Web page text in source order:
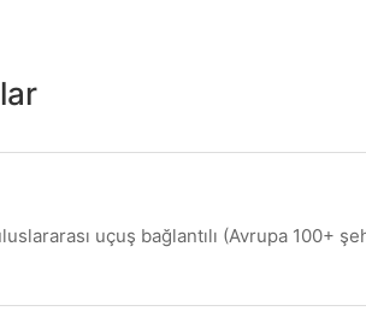
uçuş bağlantılı (Avrupa 100+